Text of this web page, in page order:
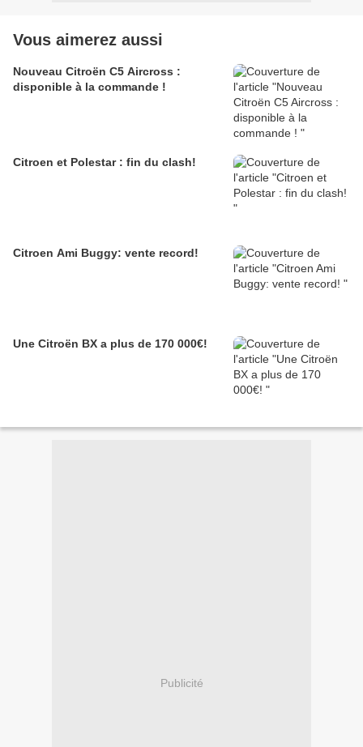
Vous aimerez aussi
Nouveau Citroën C5 Aircross :
disponible à la commande !
Citroen et Polestar : fin du clash!
Citroen Ami Buggy: vente record!
Une Citroën BX a plus de 170 000€!
Publicité